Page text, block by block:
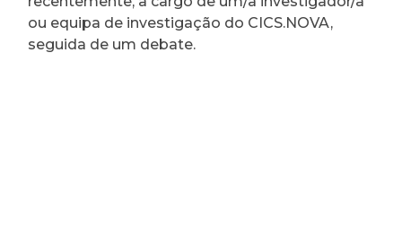
ou equipa de investigação do CICS.NOVA,
seguida de um debate.